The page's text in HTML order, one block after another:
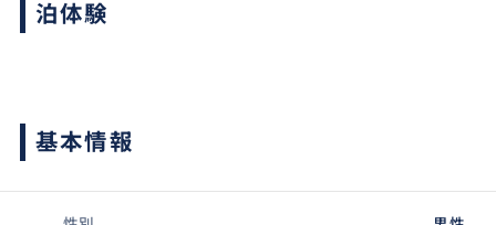
泊体験
基本情報